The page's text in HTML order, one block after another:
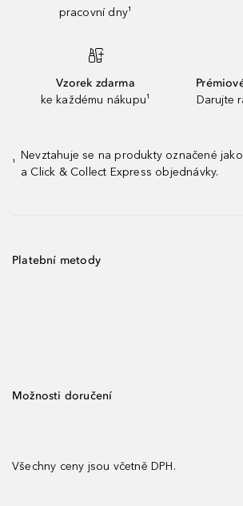
pracovní dny¹
Vzorek zdarma
ke každému nákupu¹
Darujte
¹
Nevztahuje se na produkty označené
a Click & Collect Express objednávky.
Platební metody
Možnosti doručení
Všechny ceny jsou včetně DPH.